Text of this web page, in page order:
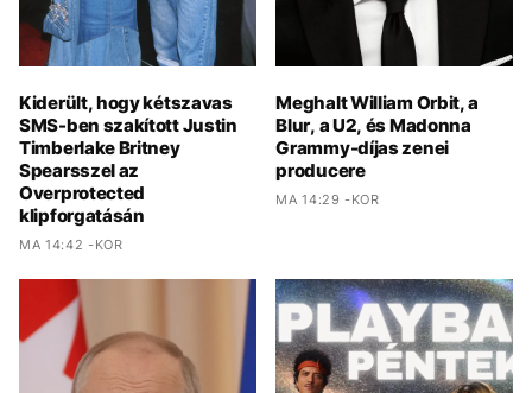
Kiderült, hogy kétszavas
SMS-ben szakított Justin
Timberlake Britney
Spearsszel az
Overprotected
klipforgatásán
MA 14:42 -KOR
Meghalt William Orbit, a
Blur, a U2, és Madonna
Grammy-díjas zenei
producere
MA 14:29 -KOR